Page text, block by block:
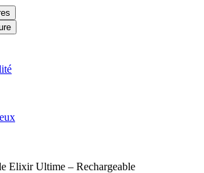
Elixir Ultime – Rechargeable